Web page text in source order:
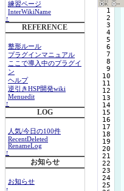
練習ページ
InterWikiName
↑
REFERENCE
整形ルール
プラグインマニュアル
ここで導入中のプラグイ
ン
ヘルプ
逆引きHSP開発wiki
Menuedit
↑
LOG
人気/今日の100件
RecentDeleted
RenameLog
↑
お知らせ
お知らせ
  1
  2
  3
  4
  5
  6
  7
  8
  9
10
11
12
13
14
15
16
17
18
19
20
21
22
23
24
25